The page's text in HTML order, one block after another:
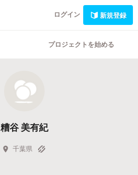
ログイン 新規登録
プロジェクトを始める
糟谷 美有紀
千葉県